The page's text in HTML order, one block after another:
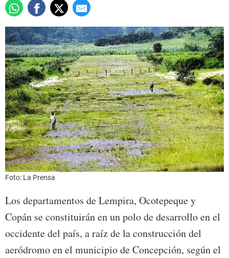
Foto: La Prensa
Los departamentos de Lempira, Ocotepeque y
Copán se constituirán en un polo de desarrollo en el
occidente del país, a raíz de la construcción del
aeródromo en el municipio de Concepción, según el